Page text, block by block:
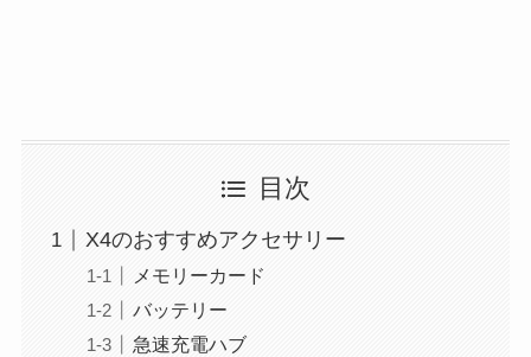
目次
X4のおすすめアクセサリー
メモリーカード
バッテリー
急速充電ハブ